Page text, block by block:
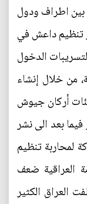
اطراف ودول
تنظيم داعش في
الدخول
من خلال إنشاء
أركان جيوش
بعد الى نشر
لمحاربة تنظيم
العراقية ضعف
العراق الكثير